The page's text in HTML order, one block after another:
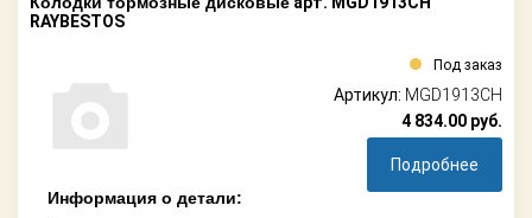
RAYBESTOS
Информация о детали:
Под заказ
Артикул: MGD1913CH
4 834.00 руб.
Подробнее